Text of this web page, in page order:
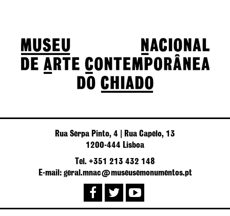
Rua Serpa Pinto, 4 | Rua Capelo, 13
1200-444 Lisboa
Tel. +351 213 432 148
E-mail: geral.mnac@museusemonumentos.pt